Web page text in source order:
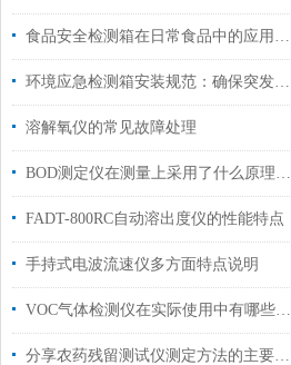
食品安全检测箱在日常食品中的应用情况
环境应急检测箱安装规范：确保突发环境事件快速响应
溶解氧仪的常见故障处理
BOD测定仪在测量上采用了什么原理你清楚吗？
FADT-800RC自动溶出度仪的性能特点
手持式电波流速仪多方面特点说明
VOC气体检测仪在实际使用中有哪些特性？
分享农药残留测试仪测定方法的主要优点